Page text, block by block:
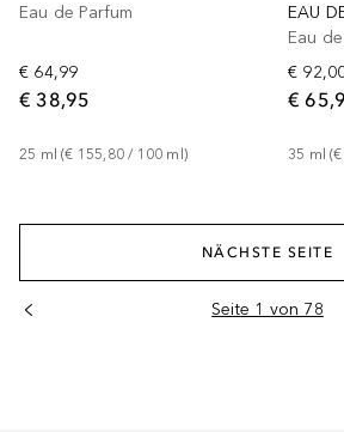
Eau de Parfum
€ 64,99
€ 38,95
25 ml (€ 155,80 / 100 ml)
Eau
€
€
35 ml (€
NÄCHSTE SEITE
Seite 1 von 78